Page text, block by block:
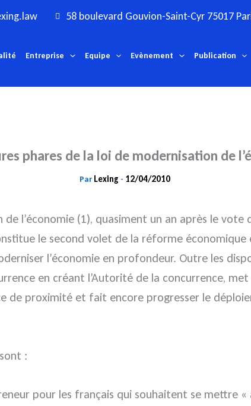
58 boulevard Gouvion-Saint-Cyr 75017
Entreprise Equipe Evènement Publication
phares de la loi de modernisation de
Par Lexing - 12/04/2010
l’économie (1), quasiment un an après le vote
le second volet de la réforme
l’économie en profondeur. Outre les
en créant l’Autorité de la concurrence,
de proximité et fait encore progresser le
:
pour les français qui souhaitent se mettre